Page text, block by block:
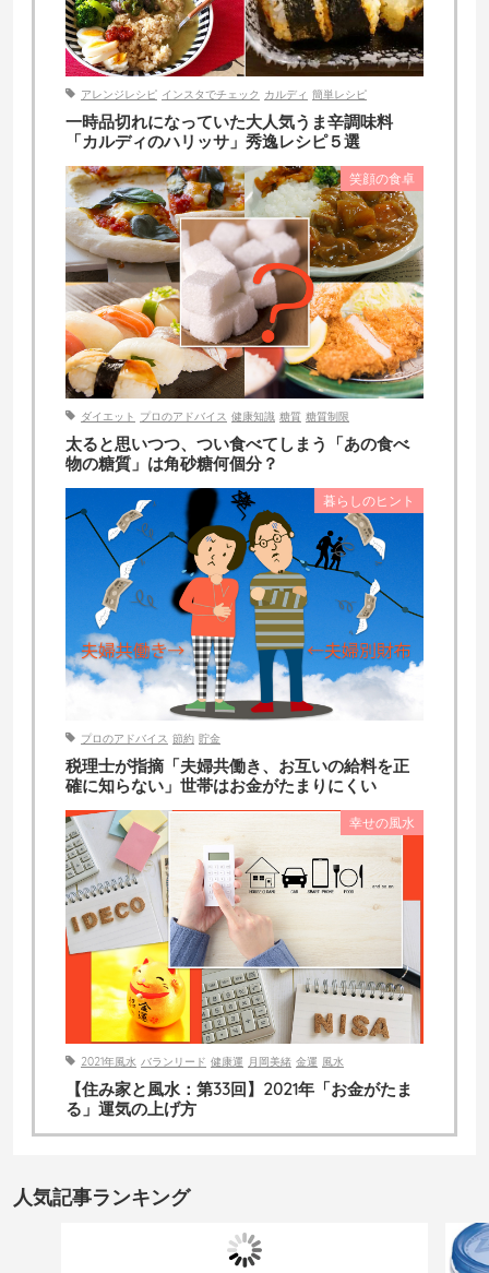
人気記事ランキング
アレンジレシピ インスタでチェック カルディ 簡単レシピ
一時品切れになっていた大人気うま辛調味料
「カルディのハリッサ」秀逸レシピ５選
笑顔の食卓
ダイエット プロのアドバイス 健康知識 糖質 糖質制限
太ると思いつつ、つい食べてしまう「あの食べ
物の糖質」は角砂糖何個分？
暮らしのヒント
プロのアドバイス 節約 貯金
税理士が指摘「夫婦共働き、お互いの給料を正
確に知らない」世帯はお金がたまりにくい
幸せの風水
2021年風水 バランリード 健康運 月岡美緒 金運 風水
【住み家と風水：第33回】2021年「お金がたま
る」運気の上げ方